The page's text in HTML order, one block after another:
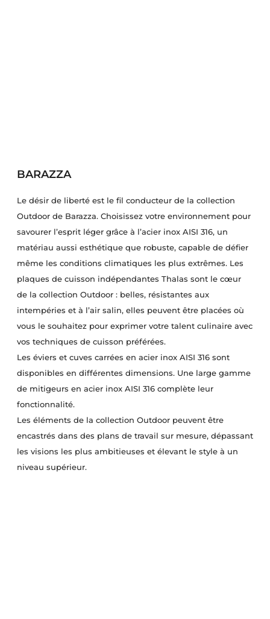
BARAZZA
Le désir de liberté est le fil conducteur de la collection
Outdoor de Barazza. Choisissez votre environnement pour
savourer l’esprit léger grâce à l’acier inox AISI 316, un
matériau aussi esthétique que robuste, capable de défier
même les conditions climatiques les plus extrêmes. Les
plaques de cuisson indépendantes Thalas sont le cœur
de la collection Outdoor : belles, résistantes aux
intempéries et à l’air salin, elles peuvent être placées où
vous le souhaitez pour exprimer votre talent culinaire avec
vos techniques de cuisson préférées.
Les éviers et cuves carrées en acier inox AISI 316 sont
disponibles en différentes dimensions. Une large gamme
de mitigeurs en acier inox AISI 316 complète leur
fonctionnalité.
Les éléments de la collection Outdoor peuvent être
encastrés dans des plans de travail sur mesure, dépassant
les visions les plus ambitieuses et élevant le style à un
niveau supérieur.